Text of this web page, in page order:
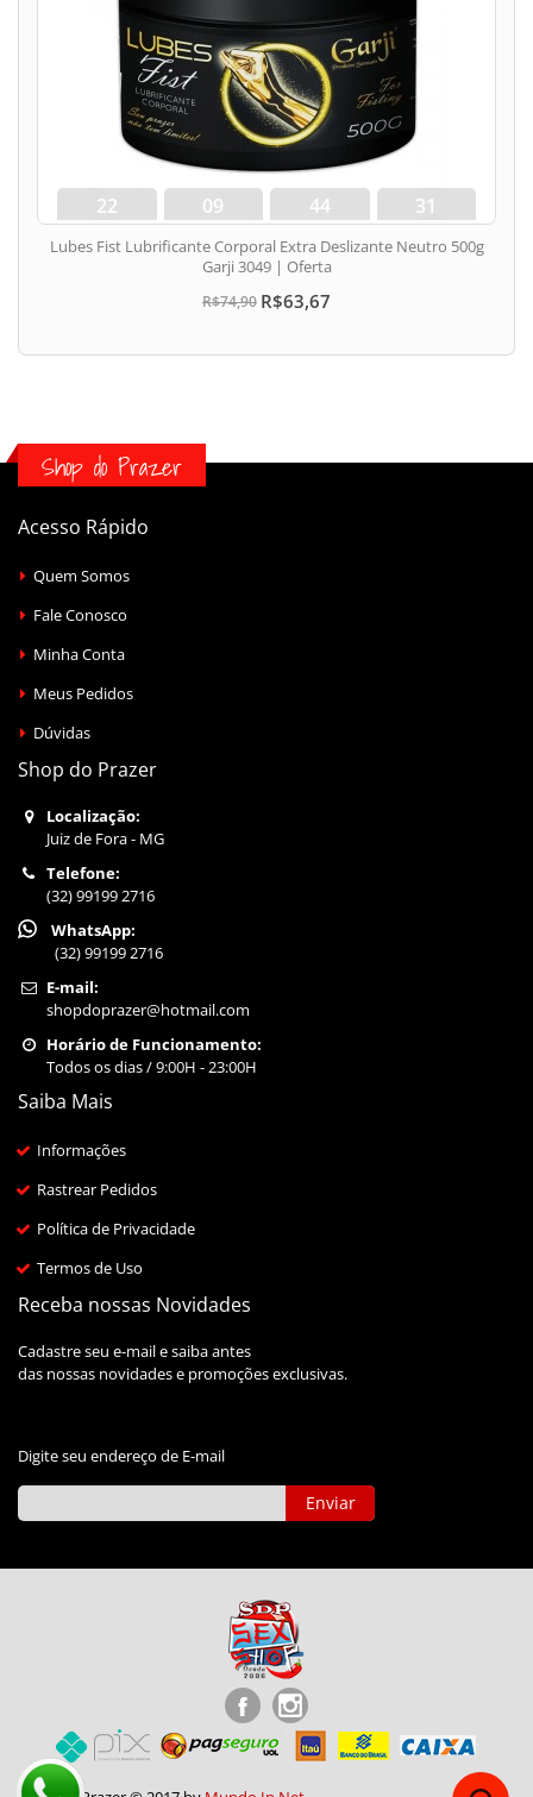
22
dias
09
hora
44
min
31
seg
Lubes Fist Lubrificante Corporal Extra Deslizante Neutro 500g
Garji 3049 | Oferta
R$74,90 R$63,67
Shop do Prazer
Acesso Rápido
Quem Somos
Fale Conosco
Minha Conta
Meus Pedidos
Dúvidas
Shop do Prazer
Localização:
Juiz de Fora - MG
Telefone:
(32) 99199 2716
WhatsApp:
(32) 99199 2716
E-mail:
shopdoprazer@hotmail.com
Horário de Funcionamento:
Todos os dias / 9:00H - 23:00H
Saiba Mais
Informações
Rastrear Pedidos
Política de Privacidade
Termos de Uso
Receba nossas Novidades
Cadastre seu e-mail e saiba antes
das nossas novidades e promoções exclusivas.
Digite seu endereço de E-mail
Enviar